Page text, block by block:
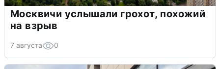
Москвичи услышали грохот, похожий
на взрыв
7 августа 0